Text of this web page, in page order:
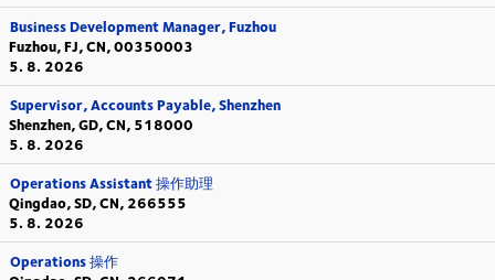
Business Development Manager, Fuzhou
Fuzhou, FJ, CN, 00350003
5. 8. 2026
Supervisor, Accounts Payable, Shenzhen
Shenzhen, GD, CN, 518000
5. 8. 2026
Operations Assistant 操作助理
Qingdao, SD, CN, 266555
5. 8. 2026
Operations 操作